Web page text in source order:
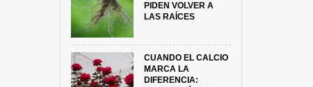
PIDEN VOLVER A
LAS RAÍCES
CUANDO EL CALCIO
MARCA LA
DIFERENCIA: